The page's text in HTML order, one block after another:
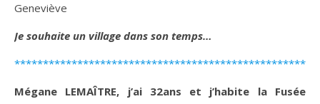
Geneviève
Je souhaite un village dans son temps…
Mégane LEMAÎTRE, j’ai 32ans et j’habite la Fusée